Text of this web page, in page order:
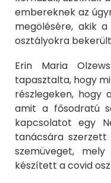
embereknek az
megölésére, akik
osztályokra
Erin Maria
tapasztalta, hogy
részlegeken, hogy
amit a fősodratú
kapcsolatot egy
tanácsára
szemüveget,
készített a covid